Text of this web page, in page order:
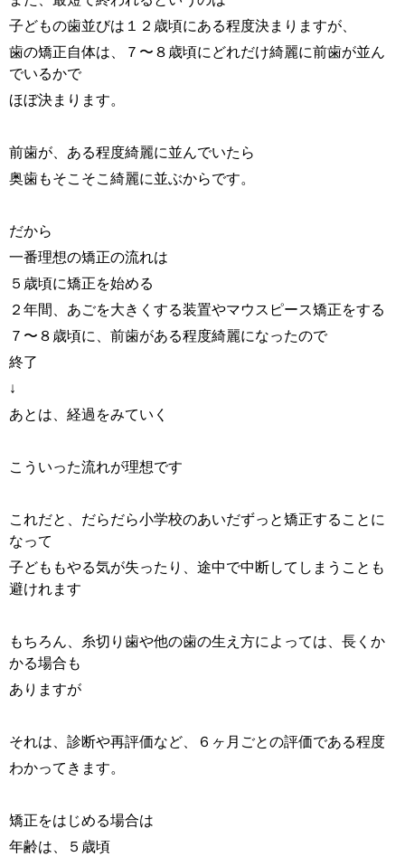
子どもの歯並びは１２歳頃にある程度決まりますが、
歯の矯正自体は、７〜８歳頃にどれだけ綺麗に前歯が並ん
でいるかで
ほぼ決まります。
前歯が、ある程度綺麗に並んでいたら
奥歯もそこそこ綺麗に並ぶからです。
だから
一番理想の矯正の流れは
５歳頃に矯正を始める
２年間、あごを大きくする装置やマウスピース矯正をする
７〜８歳頃に、前歯がある程度綺麗になったので
終了
↓
あとは、経過をみていく
こういった流れが理想です
これだと、だらだら小学校のあいだずっと矯正することに
なって
子どももやる気が失ったり、途中で中断してしまうことも
避けれます
もちろん、糸切り歯や他の歯の生え方によっては、長くか
かる場合も
ありますが
それは、診断や再評価など、６ヶ月ごとの評価である程度
わかってきます。
矯正をはじめる場合は
年齢は、５歳頃